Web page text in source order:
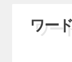
ワー